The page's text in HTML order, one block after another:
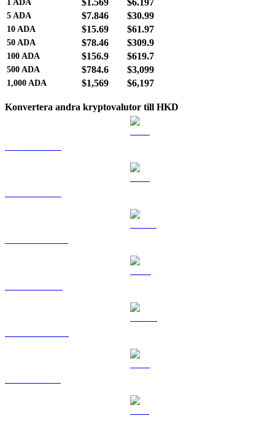
1 ADA
5 ADA $7.846 $30.99
10 ADA $15.69 $61.97
50 ADA $78.46 $309.9
100 ADA $156.9 $619.7
500 ADA $784.6 $3,099
1,000 ADA $1,569 $6,197
Konvertera andra kryptovalutor till HKD